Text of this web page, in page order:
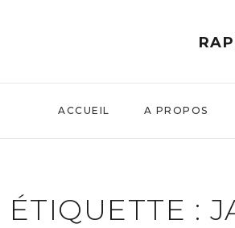
ACCUEIL A PROPOS
ÉTIQUETTE :